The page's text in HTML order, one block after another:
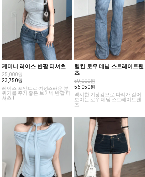
케미니 레이스 반팔 티셔츠
25,000원
23,750원
레이스 포인트로 여성스러운 분
위기를 주기 좋은 브이넥 반팔 티
셔츠 !
헬킨 로우 데님 스트레이트팬
츠
59,000원
56,050원
맥시한 기장감으로 다리가 길어
보이는 로우 데님 스트레이트팬
츠 !